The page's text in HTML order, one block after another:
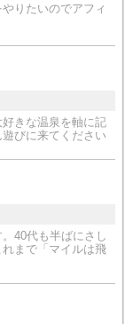
りたいのでアフィ
きな温泉を軸に記
びに来てください
40代も半ばにさし
まで「マイルは飛